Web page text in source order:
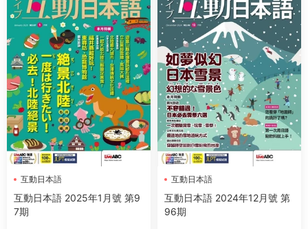
互動日本語
互動日本語 2025年1月號 第9
7期
互動日本語
互動日本語 2024年12月號 第
96期